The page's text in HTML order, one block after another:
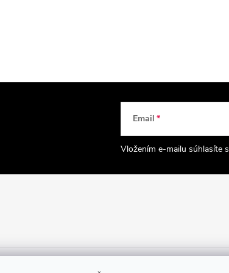
Email
Vložením e-mailu súhlasíte s